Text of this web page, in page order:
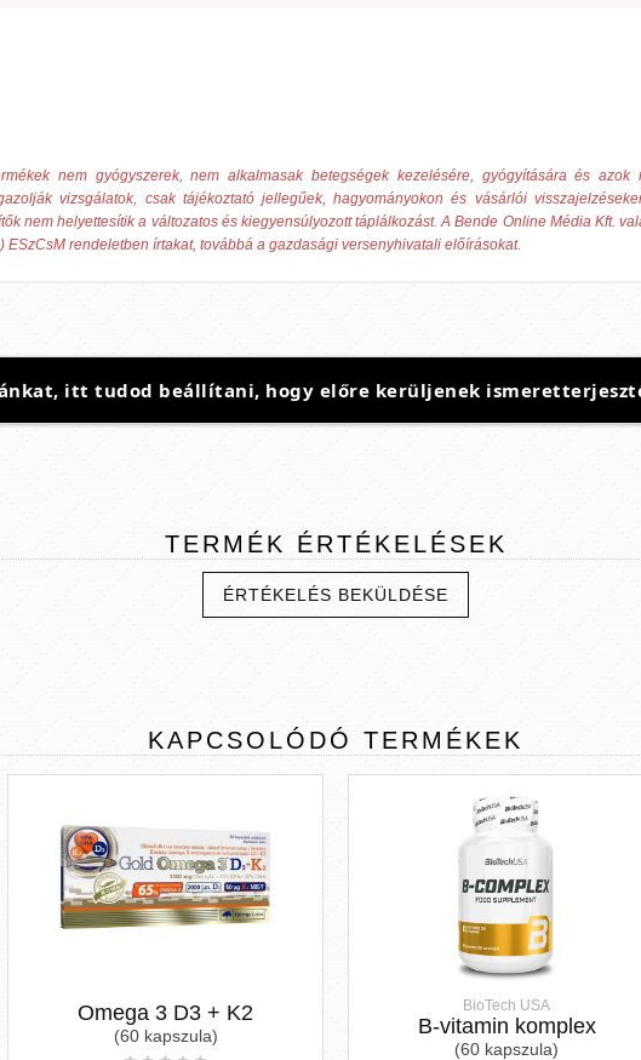
nem gyógyszerek, nem alkalmasak betegségek kezelésére, gyógyítására és
vizsgálatok, csak tájékoztató jellegűek, hagyományokon és vásárlói
nem helyettesítik a változatos és kiegyensúlyozott táplálkozást. A Bende Online Média Kft.
rendeletben írtakat, továbbá a gazdasági versenyhivatali előírásokat.
itt tudod beállítani, hogy előre kerüljenek
TERMÉK ÉRTÉKELÉSEK
ÉRTÉKELÉS BEKÜLDÉSE
KAPCSOLÓDÓ TERMÉKEK
Omega 3 D3 + K2
(60 kapszula)
BioTech USA
B-vitamin komplex
(60 kapszula)